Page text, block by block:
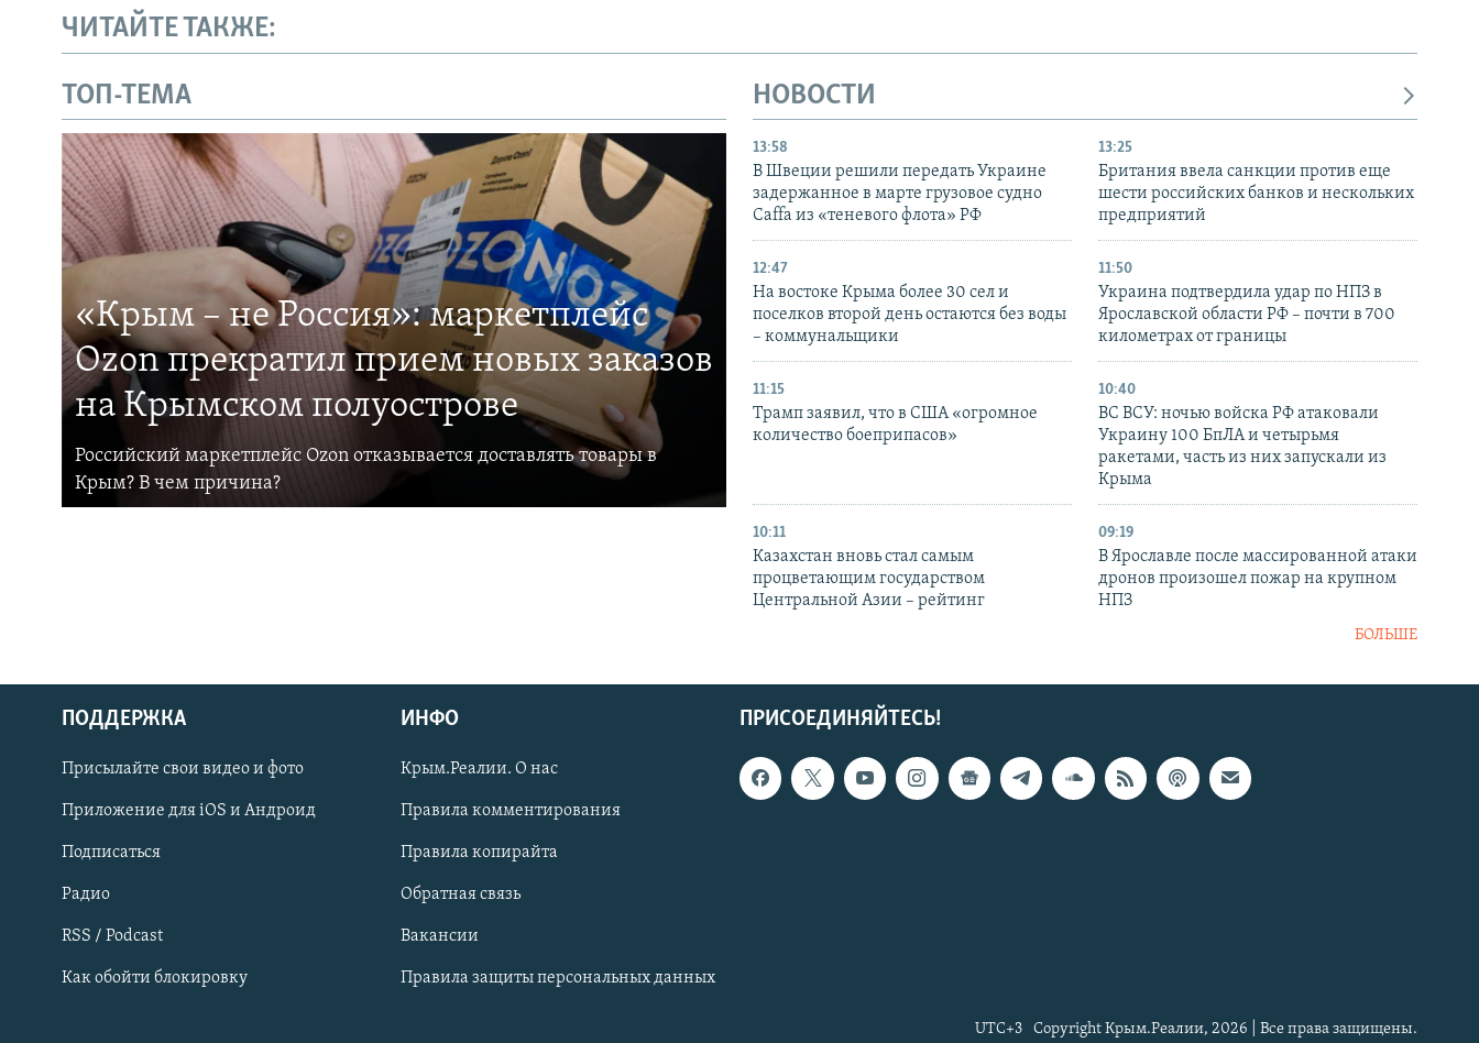
Українською
Qırımtatar
ПРИСОЕДИНЯЙТЕСЬ!
ЧИТАЙТЕ ТАКЖЕ:
ТОП-ТЕМА
«Крым – не Россия»: маркетплейс
Ozon прекратил прием новых заказов
на Крымском полуострове
Российский маркетплейс Ozon отказывается доставлять товары в
Крым? В чем причина?
НОВОСТИ
13:58
В Швеции решили передать Украине
задержанное в марте грузовое судно
Caffa из «теневого флота» РФ
13:25
Британия ввела санкции против еще
шести российских банков и нескольких
предприятий
12:47
На востоке Крыма более 30 сел и
поселков второй день остаются без воды
– коммунальщики
11:50
Украина подтвердила удар по НПЗ в
Ярославской области РФ – почти в 700
километрах от границы
11:15
Трамп заявил, что в США «огромное
количество боеприпасов»
10:40
ВС ВСУ: ночью войска РФ атаковали
Украину 100 БпЛА и четырьмя
ракетами, часть из них запускали из
Крыма
10:11
Казахстан вновь стал самым
процветающим государством
Центральной Азии – рейтинг
09:19
В Ярославле после массированной атаки
дронов произошел пожар на крупном
НПЗ
БОЛЬШЕ
ПРИСОЕДИНЯЙТЕСЬ!
ПОДДЕРЖКА
Присылайте свои видео и фото
Приложение для iOS и Андроид
Подписаться
Радио
RSS / Podcast
Как обойти блокировку
ИНФО
Крым.Реалии. О нас
Правила комментирования
Правила копирайта
Обратная связь
Вакансии
Правила защиты персональных данных
Copyright Крым.Реалии, 2026 | Все права защищены.
UTC+3